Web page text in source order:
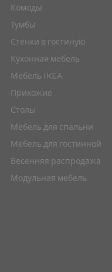
Комоды
Тумбы
Стенки в гостиную
Кухонная мебель
Мебель IKEA
Прихожие
Столы
Мебель для спальни
Мебель для гостинной
Весенняя распродажа
Модульная мебель